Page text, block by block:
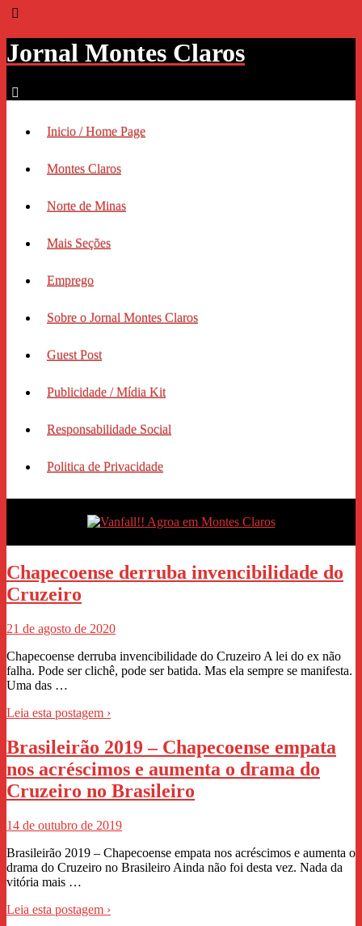
Jornal Montes Claros
Inicio / Home Page
Montes Claros
Norte de Minas
Mais Seções
Emprego
Sobre o Jornal Montes Claros
Guest Post
Publicidade / Mídia Kit
Responsabilidade Social
Politica de Privacidade
Chapecoense derruba invencibilidade do
Cruzeiro
21 de agosto de 2020
Chapecoense derruba invencibilidade do Cruzeiro A lei do ex não
falha. Pode ser clichê, pode ser batida. Mas ela sempre se manifesta.
Uma das …
Leia esta postagem ›
Brasileirão 2019 – Chapecoense empata
nos acréscimos e aumenta o drama do
Cruzeiro no Brasileiro
14 de outubro de 2019
Brasileirão 2019 – Chapecoense empata nos acréscimos e aumenta o
drama do Cruzeiro no Brasileiro Ainda não foi desta vez. Nada da
vitória mais …
Leia esta postagem ›